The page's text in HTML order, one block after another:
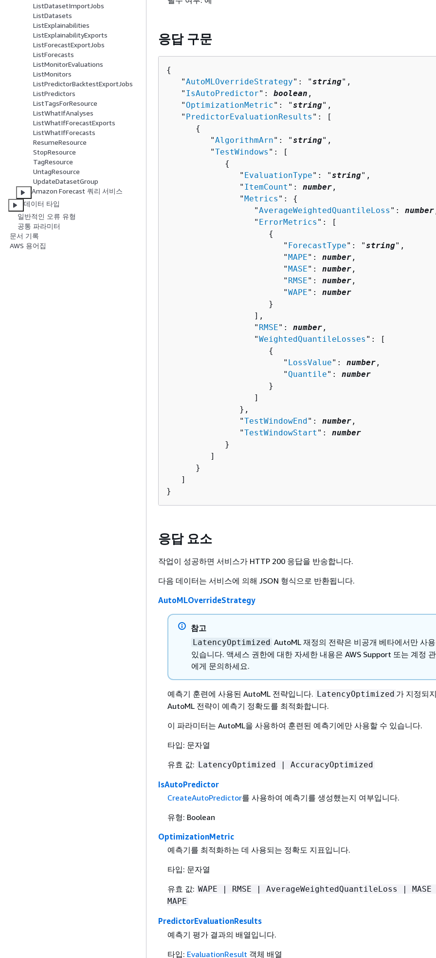
ListDatasetImportJobs
ListDatasets
ListExplainabilities
ListExplainabilityExports
ListForecastExportJobs
ListForecasts
ListMonitorEvaluations
ListMonitors
ListPredictorBacktestExportJobs
ListPredictors
ListTagsForResource
ListWhatIfAnalyses
ListWhatIfForecastExports
ListWhatIfForecasts
ResumeResource
StopResource
TagResource
UntagResource
UpdateDatasetGroup
Amazon Forecast 쿼리 서비스
데이터 타입
일반적인 오류 유형
공통 파라미터
문서 기록
AWS 용어집
응답 구문
{
   "
AutoMLOverrideStrategy": "string",
   "
IsAutoPredictor": boolean ,
   "
OptimizationMetric": "string",
   "
PredictorEvaluationResults ": [
{
         "
AlgorithmArn": "string",
         "
TestWindows ": [
{
               "
EvaluationType": "string",
               "
ItemCount ": number ,
               "
Metrics ": {
                  "
AverageWeightedQuantileLoss ": number
                  "
ErrorMetrics ": [
{
                        "
ForecastType": "string",
                        "
MAPE": number ,
                        "
MASE": number ,
                        "
RMSE": number ,
                        "
WAPE": number
                     }
                  ],
                  "
RMSE": number ,
                  "
WeightedQuantileLosses ": [
{
                        "
LossValue": number ,
                        "
Quantile": number
                     }
                  ]
               },
               "
TestWindowEnd": number ,
               "
TestWindowStart ": number
            }
         ]
      }
   ]
}
응답 요소
작업이 성공하면 서비스가 HTTP 200 응답을 반송합니다.
다음 데이터는 서비스에 의해 JSON 형식으로 반환됩니다.
AutoMLOverrideStrategy
참고
LatencyOptimized AutoML 재정의 전략은 비공개 베타에서만 사
있습니다. 액세스 권한에 대한 자세한 내용은 AWS Support 또는 계정
에게 문의하세요.
예측기 훈련에 사용된 AutoML 전략입니다. LatencyOptimized 가 지정되
AutoML 전략이 예측기 정확도를 최적화합니다.
이 파라미터는 AutoML을 사용하여 훈련된 예측기에만 사용할 수 있습니다.
타입: 문자열
유효 값: LatencyOptimized | AccuracyOptimized
IsAutoPredictor
CreateAutoPredictor를 사용하여 예측기를 생성했는지 여부입니다.
유형: Boolean
OptimizationMetric
예측기를 최적화하는 데 사용되는 정확도 지표입니다.
타입: 문자열
유효 값: WAPE | RMSE | AverageWeightedQuantileLoss |
MAPE
PredictorEvaluationResults
예측기 평가 결과의 배열입니다.
타입: EvaluationResult 객체 배열